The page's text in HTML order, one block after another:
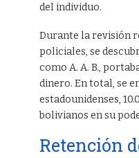
del individuo.
Durante la revisión
policiales, se
como A. A. B.,
dinero. En total, se
estadounidenses,
bolivianos en su
Retención